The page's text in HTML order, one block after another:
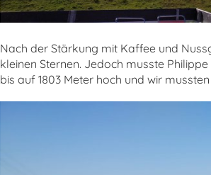
Nach der Stärkung mit Kaffee und
kleinen Sternen. Jedoch musste
bis auf 1803 Meter hoch und wir